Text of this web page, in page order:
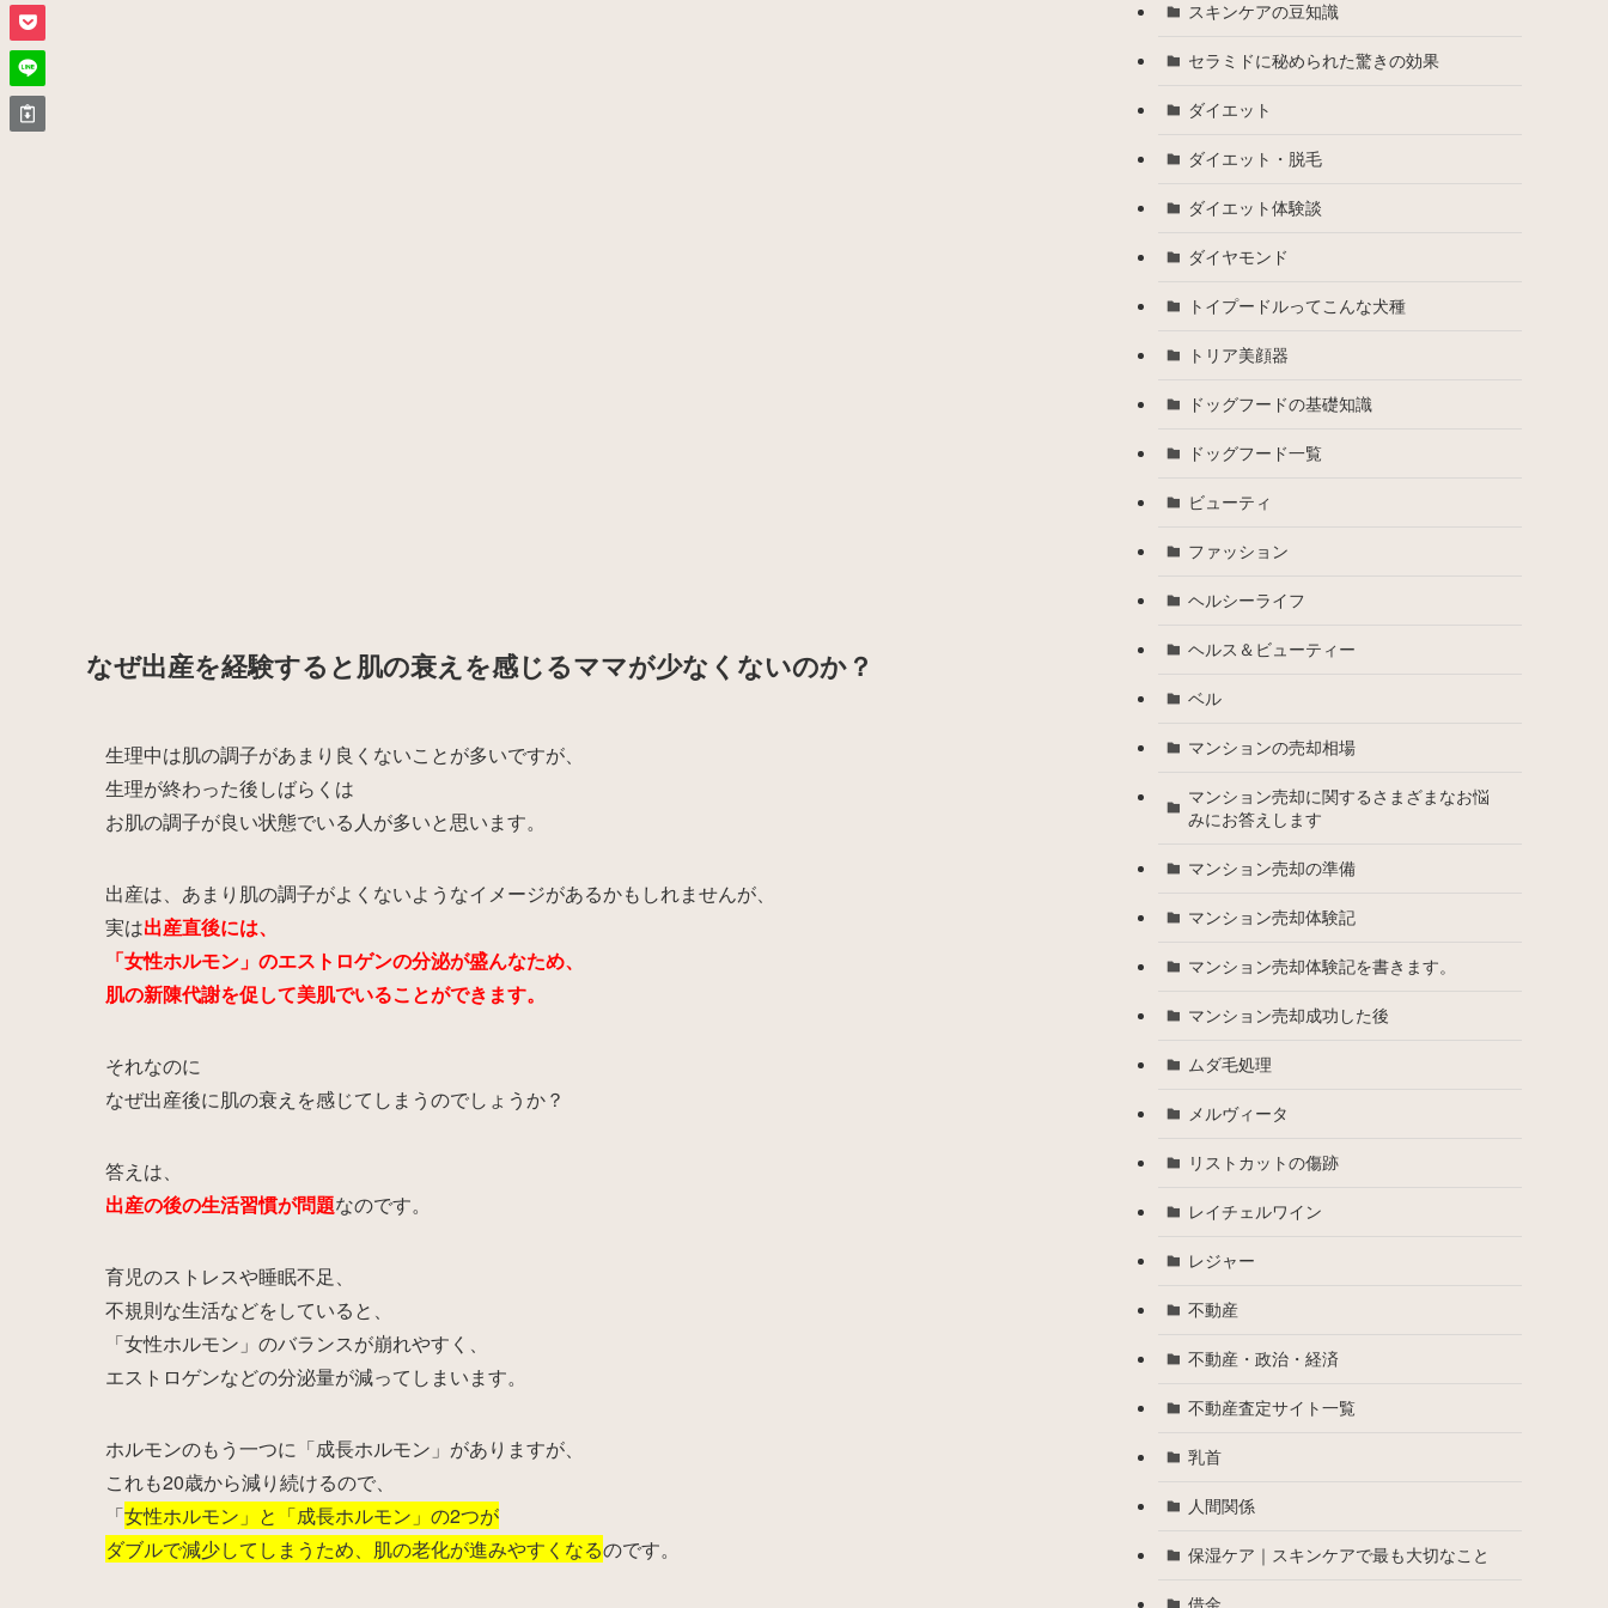
なぜ出産を経験すると肌の衰えを感じるママが少なくないのか？
生理中は肌の調子があまり良くないことが多いですが、
生理が終わった後しばらくは
お肌の調子が良い状態でいる人が多いと思います。
出産は、あまり肌の調子がよくないようなイメージがあるかもしれませんが、
実は出産直後には、
「女性ホルモン」のエストロゲンの分泌が盛んなため、
肌の新陳代謝を促して美肌でいることができます。
それなのに
なぜ出産後に肌の衰えを感じてしまうのでしょうか？
答えは、
出産の後の生活習慣が問題なのです。
育児のストレスや睡眠不足、
不規則な生活などをしていると、
「女性ホルモン」のバランスが崩れやすく、
エストロゲンなどの分泌量が減ってしまいます。
ホルモンのもう一つに「成長ホルモン」がありますが、
これも20歳から減り続けるので、
「女性ホルモン」と「成長ホルモン」の2つが
ダブルで減少してしまうため、肌の老化が進みやすくなるのです。
スキンケアの豆知識
セラミドに秘められた驚きの効果
ダイエット
ダイエット・脱毛
ダイエット体験談
ダイヤモンド
トイプードルってこんな犬種
トリア美顔器
ドッグフードの基礎知識
ドッグフード一覧
ビューティ
ファッション
ヘルシーライフ
ヘルス＆ビューティー
ベル
マンションの売却相場
マンション売却に関するさまざまなお悩
みにお答えします
マンション売却の準備
マンション売却体験記
マンション売却体験記を書きます。
マンション売却成功した後
ムダ毛処理
メルヴィータ
リストカットの傷跡
レイチェルワイン
レジャー
不動産
不動産・政治・経済
不動産査定サイト一覧
乳首
人間関係
保湿ケア｜スキンケアで最も大切なこと